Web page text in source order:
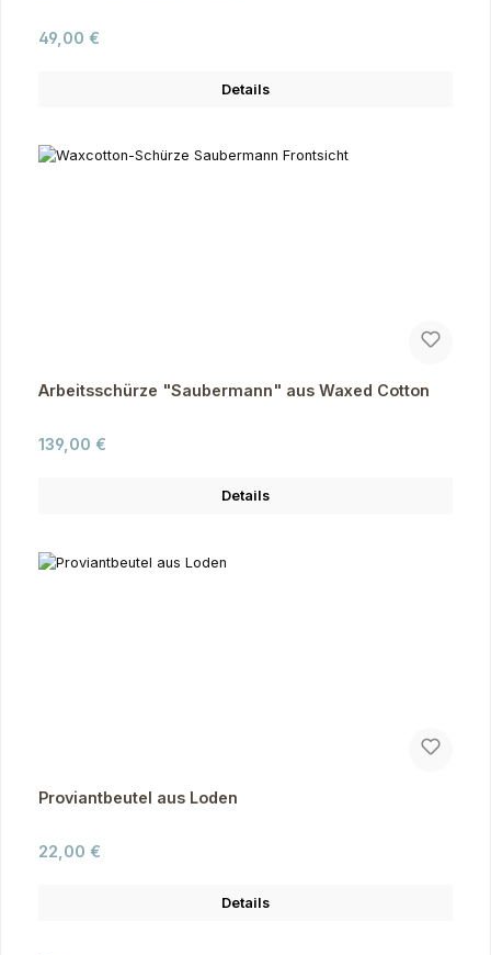
Regulärer Preis:
49,00 €
Details
Arbeitsschürze "Saubermann" aus Waxed Cotton
Regulärer Preis:
139,00 €
Details
Proviantbeutel aus Loden
Regulärer Preis:
22,00 €
Details